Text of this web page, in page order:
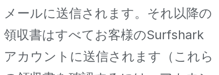
メールに送信されます。それ以降の
領収書はすべてお客様のSurfshark
アカウントに送信されます（これら